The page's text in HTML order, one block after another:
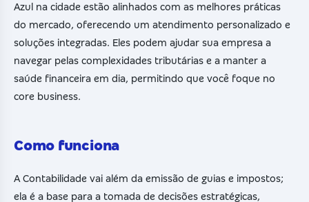
Azul na cidade estão alinhados com as melhores práticas
do mercado, oferecendo um atendimento personalizado e
soluções integradas. Eles podem ajudar sua empresa a
navegar pelas complexidades tributárias e a manter a
saúde financeira em dia, permitindo que você foque no
core business.
Como funciona
A Contabilidade vai além da emissão de guias e impostos;
ela é a base para a tomada de decisões estratégicas,